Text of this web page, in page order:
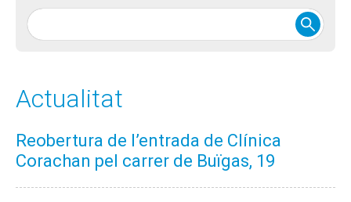
Actualitat
Reobertura de l’entrada de Clínica
Corachan pel carrer de Buïgas, 19